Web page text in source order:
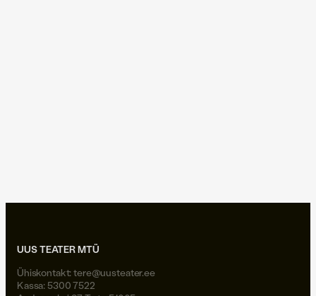
UUS TEATER MTÜ
Ühiskontakt:tere@uusteater.ee
Kassa: 5300 7522